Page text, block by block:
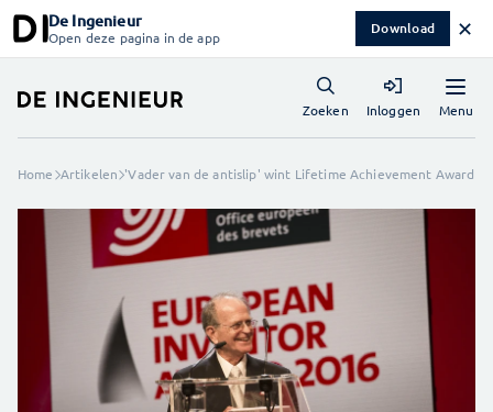
De Ingenieur
Open deze pagina in de app Download ✕
Menu
Zoeken Inloggen
Home Artikelen 'Vader van de antislip' wint Lifetime Achievement Award